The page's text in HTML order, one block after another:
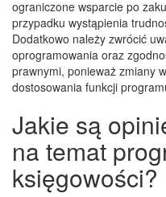
ograniczone wsparcie po
przypadku wystąpienia
Dodatkowo należy zwrócić
oprogramowania oraz
prawnymi, ponieważ zmiany
dostosowania funkcji
Jakie są
na temat
księgowości?